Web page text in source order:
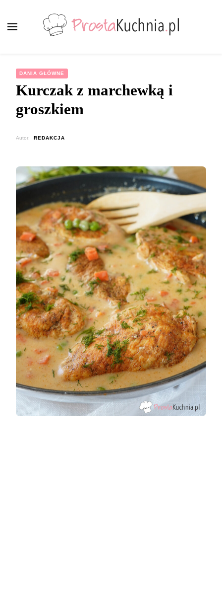
DANIA GŁÓWNE
Kurczak z marchewką i
groszkiem
Autor: REDAKCJA